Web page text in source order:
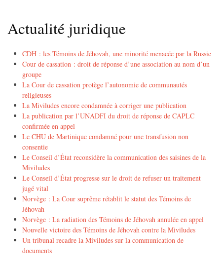
Actualité juridique
CDH : les Témoins de Jéhovah, une minorité menacée par la Russie
Cour de cassation : droit de réponse d’une association au nom d’un
groupe
La Cour de cassation protège l’autonomie de communautés
religieuses
La Miviludes encore condamnée à corriger une publication
La publication par l’UNADFI du droit de réponse de CAPLC
confirmée en appel
Le CHU de Martinique condamné pour une transfusion non
consentie
Le Conseil d’État reconsidère la communication des saisines de la
Miviludes
Le Conseil d’État progresse sur le droit de refuser un traitement
jugé vital
Norvège : La Cour suprême rétablit le statut des Témoins de
Jéhovah
Norvège : La radiation des Témoins de Jéhovah annulée en appel
Nouvelle victoire des Témoins de Jéhovah contre la Miviludes
Un tribunal recadre la Miviludes sur la communication de
documents